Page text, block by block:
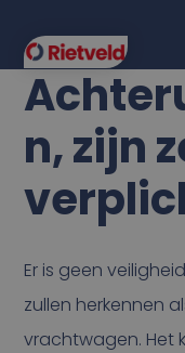
n, zijn
Er is geen
zullen herkennen
vrachtwagen. Het